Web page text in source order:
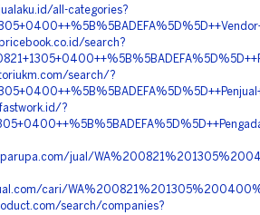
all-categories?
search?
search/?
?
jual/
cari/
search/companies?